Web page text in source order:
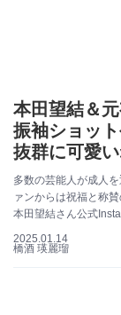
本田望結＆
振袖ショッ
抜群に可愛い
多数の芸能人が成人
ァンからは祝福と称
本田望結さん公式
2025.01.14
橋酒 瑛麗瑠